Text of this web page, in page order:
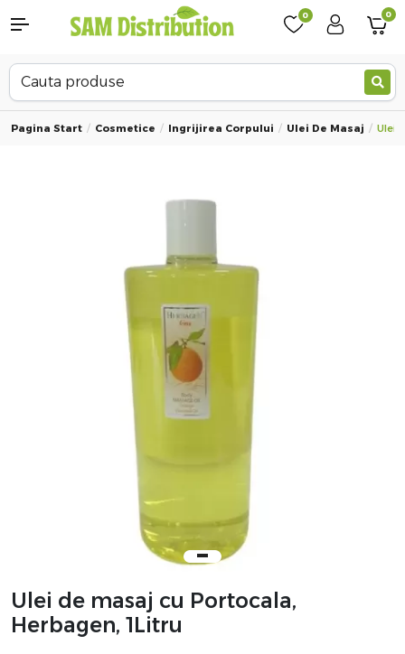
0 0
Pagina Start Cosmetice Ingrijirea Corpului Ulei De Masaj Ulei
Ulei de masaj cu Portocala,
Herbagen, 1Litru